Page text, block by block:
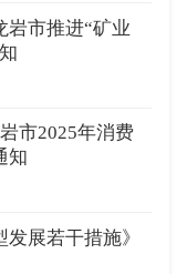
岩市推进“矿业
市2025年消费
知
展若干措施》